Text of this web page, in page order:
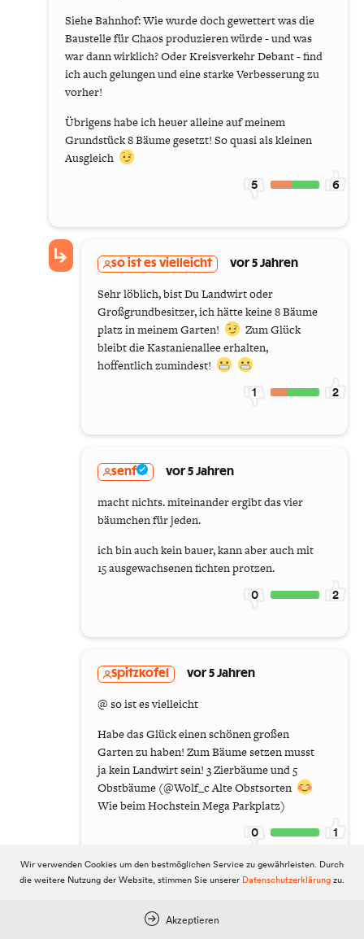
Siehe Bahnhof: Wie wurde doch gewettert was die
Baustelle für Chaos produzieren würde - und was
war dann wirklich? Oder Kreisverkehr Debant - find
ich auch gelungen und eine starke Verbesserung zu
vorher!
Übrigens habe ich heuer alleine auf meinem
Grundstück 8 Bäume gesetzt! So quasi als kleinen
Ausgleich
5 6
so ist es vielleicht vor 5 Jahren
Sehr löblich, bist Du Landwirt oder
Großgrundbesitzer, ich hätte keine 8 Bäume
platz in meinem Garten!
Zum Glück
bleibt die Kastanienallee erhalten,
hoffentlich zumindest!
1 2
senf vor 5 Jahren
macht nichts. miteinander ergibt das vier
bäumchen für jeden.
ich bin auch kein bauer, kann aber auch mit
15 ausgewachsenen fichten protzen.
0 2
Spitzkofel vor 5 Jahren
@ so ist es vielleicht
Habe das Glück einen schönen großen
Garten zu haben! Zum Bäume setzen musst
ja kein Landwirt sein! 3 Zierbäume und 5
Obstbäume (@Wolf_c Alte Obstsorten
Wie beim Hochstein Mega Parkplatz)
0 1
wolf_C
Wir verwenden Cookies um den bestmöglichen Service zu gewährleisten. Durch
die weitere Nutzung der Website, stimmen Sie unserer Datenschutzerklärungzu.
Akzeptieren